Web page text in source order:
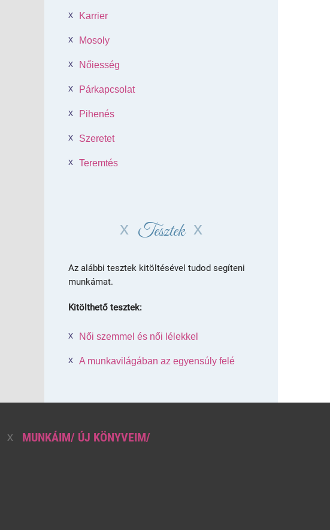
Karrier
Mosoly
Nőiesség
Párkapcsolat
Pihenés
Szeretet
Teremtés
Tesztek
Az alábbi tesztek kitöltésével tudod segíteni
munkámat.
Kitölthető tesztek:
Női szemmel és női lélekkel
A munkavilágában az egyensúly felé
MUNKÁIM/ ÚJ KÖNYVEIM/